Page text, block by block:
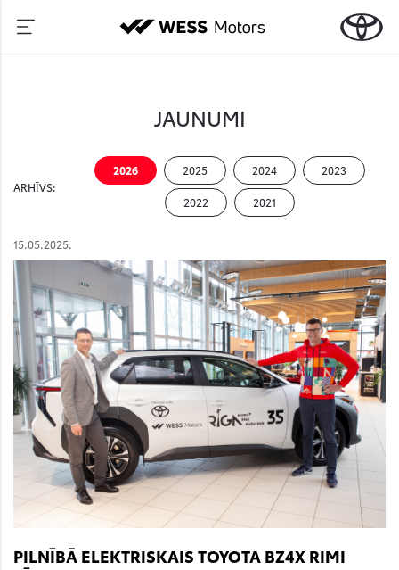
JAUNUMI
ARHĪVS:
2026 2025 2024 2023
2022 2021
15.05.2025.
PILNĪBĀ ELEKTRISKAIS TOYOTA BZ4X RIMI